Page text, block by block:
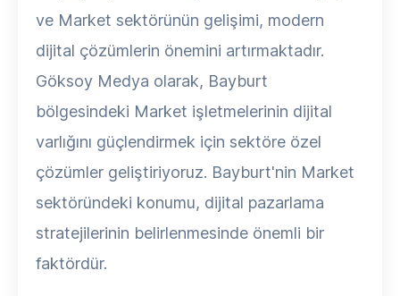
ve Market sektörünün gelişimi, modern
dijital çözümlerin önemini artırmaktadır.
Göksoy Medya olarak, Bayburt
bölgesindeki Market işletmelerinin dijital
varlığını güçlendirmek için sektöre özel
çözümler geliştiriyoruz. Bayburt'nin Market
sektöründeki konumu, dijital pazarlama
stratejilerinin belirlenmesinde önemli bir
faktördür.